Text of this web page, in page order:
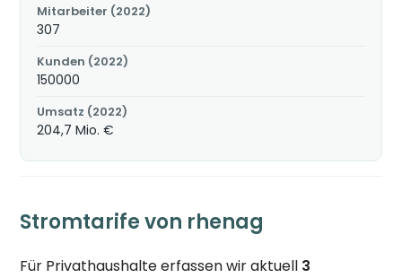
Mitarbeiter (2022)
307
Kunden (2022)
150000
Umsatz (2022)
204,7 Mio. €
Stromtarife von rhenag
Für Privathaushalte erfassen wir aktuell 3